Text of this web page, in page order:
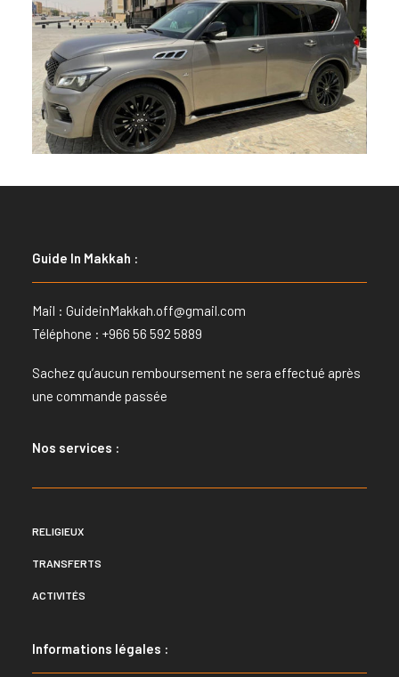
Guide In Makkah :
Mail : GuideinMakkah.off@gmail.com
Téléphone : +966 56 592 5889
Sachez qu’aucun remboursement ne sera effectué après
une commande passée
Nos services :
RELIGIEUX
TRANSFERTS
ACTIVITÉS
Informations légales :